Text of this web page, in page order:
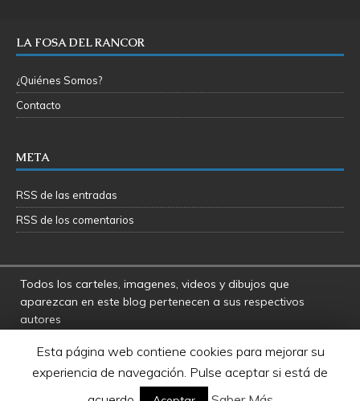
LA FOSA DEL RANCOR
¿Quiénes Somos?
Contacto
META
RSS de las entradas
RSS de los comentarios
Todos los carteles, imagenes, videos y dibujos que
aparezcan en este blog pertenecen a sus respectivos
autores
responsables por las opiniones manifestadas por los
usuarios y colaboradores de este blog
Star Wars es una marca registrada de Disney - Lucasfilms
Esta página web contiene cookies para mejorar su
experiencia de navegación. Pulse aceptar si está de